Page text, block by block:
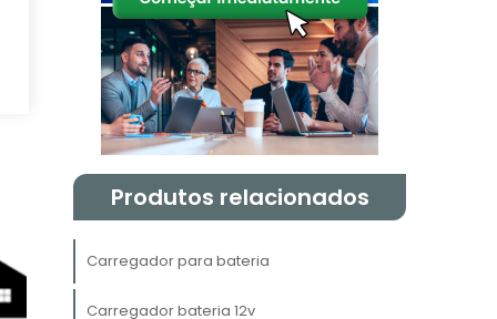
Produtos relacionados
Carregador para bateria
Carregador bateria 12v